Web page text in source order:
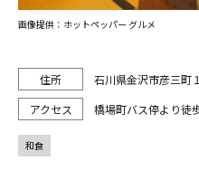
石川県金沢市彦三町
橋場町バス停より徒
画像提供：ホットペッパー グルメ
和食